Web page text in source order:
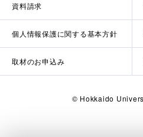
学
公
式
X
学
公
式
学
公
式
学
式
資料請求
個人情報保護に関する基本方針
取材のお申込み
© Hokkaido